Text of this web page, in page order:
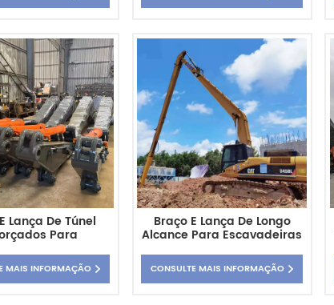
Lança De Túnel
Para
MAIS INFORMAÇÃO
Braço E Lança De Longo
Alcance Para Escavadeiras
CONSULTE MAIS INFORMAÇÃO